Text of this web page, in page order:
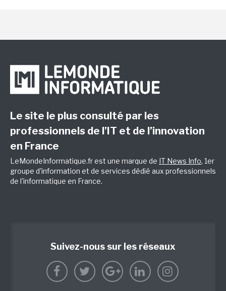
Le site le plus consulté par les
professionnels de l’IT et de l’innovation
en France
LeMondeInformatique.fr est une marque de IT News Info, 1er
groupe d'information et de services dédié aux professionnels
de l'informatique en France.
Suivez-nous sur les réseaux